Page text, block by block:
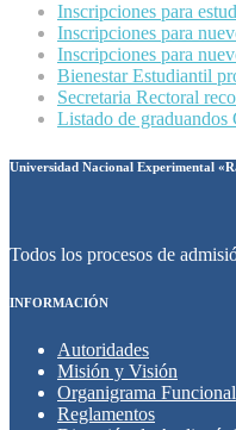
Inscripciones para
Inscripciones para
Inscripciones para
Bienestar Estudiantil
Secretaria Rectoral
Listado de graduandos
Universidad Nacional Experimental
Todos los procesos de
INFORMACIÓN
Autoridades
Misión y Visión
Organigrama Funcional
Reglamentos